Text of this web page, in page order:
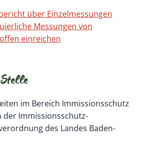
über Einzelmessungen
Messungen von
einreichen
im Bereich Immissionsschutz
der Immissionsschutz-
des Landes Baden-